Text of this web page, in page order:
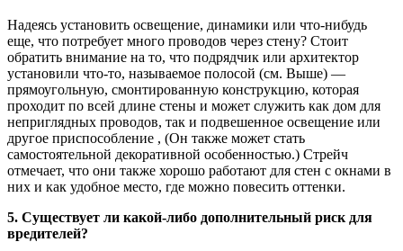
Надеясь установить освещение, динамики или что-нибудь
еще, что потребует много проводов через стену? Стоит
обратить внимание на то, что подрядчик или архитектор
установили что-то, называемое полосой (см. Выше) —
прямоугольную, смонтированную конструкцию, которая
проходит по всей длине стены и может служить как дом для
неприглядных проводов, так и подвешенное освещение или
другое приспособление , (Он также может стать
самостоятельной декоративной особенностью.) Стрейч
отмечает, что они также хорошо работают для стен с окнами в
них и как удобное место, где можно повесить оттенки.
5. Существует ли какой-либо дополнительный риск для
вредителей?